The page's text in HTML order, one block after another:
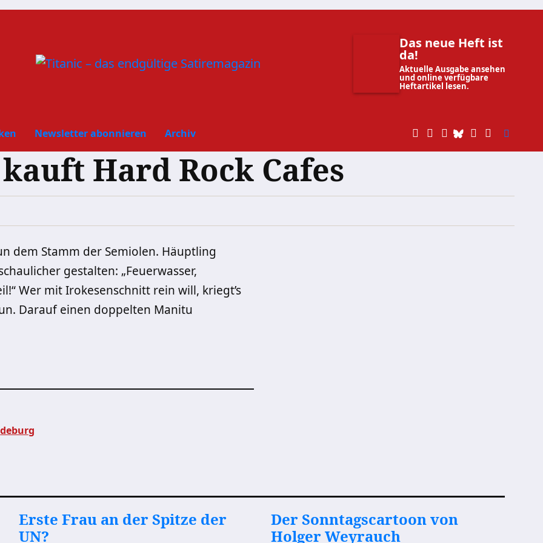
Das neue Heft ist
da!
Aktuelle Ausgabe ansehen
und online verfügbare
Heftartikel lesen.
Newsletter abonnieren Archiv
Hard Rock Cafes
dem Stamm der Semiolen. Häuptling
gestalten: „Feuerwasser,
Wer mit Irokesenschnitt rein will, kriegt’s
Darauf einen doppelten Manitu
Erste Frau an der Spitze der
UN?
Der Sonntagscartoon von
Holger Weyrauch